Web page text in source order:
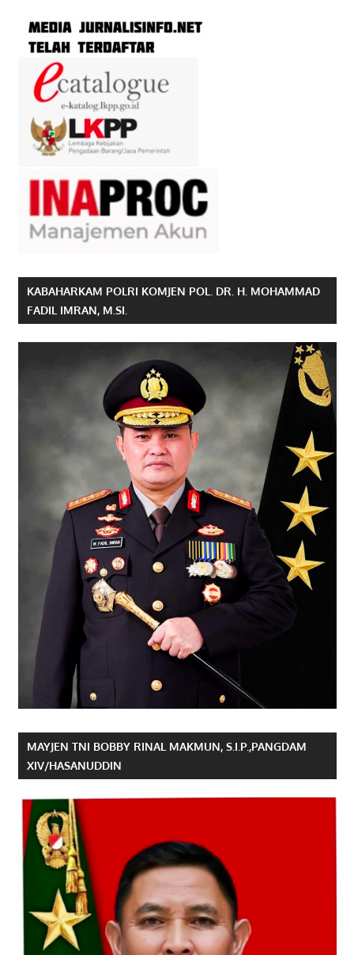
KABAHARKAM POLRI KOMJEN POL. DR. H. MOHAMMAD
FADIL IMRAN, M.SI.
MAYJEN TNI BOBBY RINAL MAKMUN, S.I.P.,PANGDAM
XIV/HASANUDDIN